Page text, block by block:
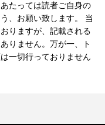
たっては読者ご自身の
、お願い致します。 当
りますが、記載される
りません。万が一、ト
一切行っておりません